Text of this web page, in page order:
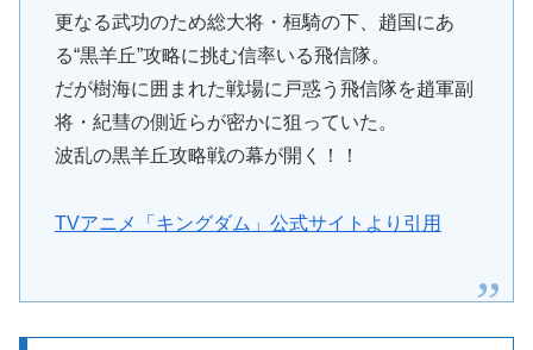
更なる武功のため総大将・桓騎の下、趙国にあ
る“黒羊丘”攻略に挑む信率いる飛信隊。
だが樹海に囲まれた戦場に戸惑う飛信隊を趙軍副
将・紀彗の側近らが密かに狙っていた。
波乱の黒羊丘攻略戦の幕が開く！！
TVアニメ「キングダム」公式サイトより引用